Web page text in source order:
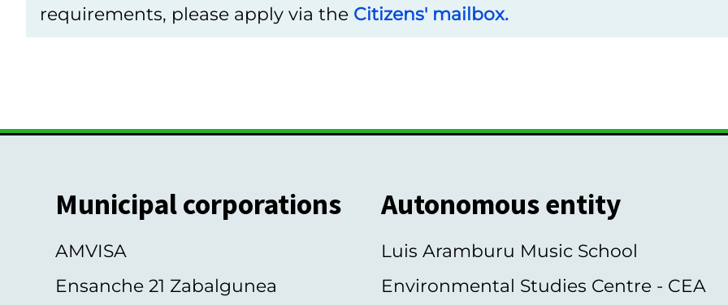
requirements, please apply via the Citizens' mailbox.
Municipal corporations
AMVISA
Ensanche 21 Zabalgunea
Autonomous entity
Luis Aramburu Music School
Environmental Studies Centre - CEA